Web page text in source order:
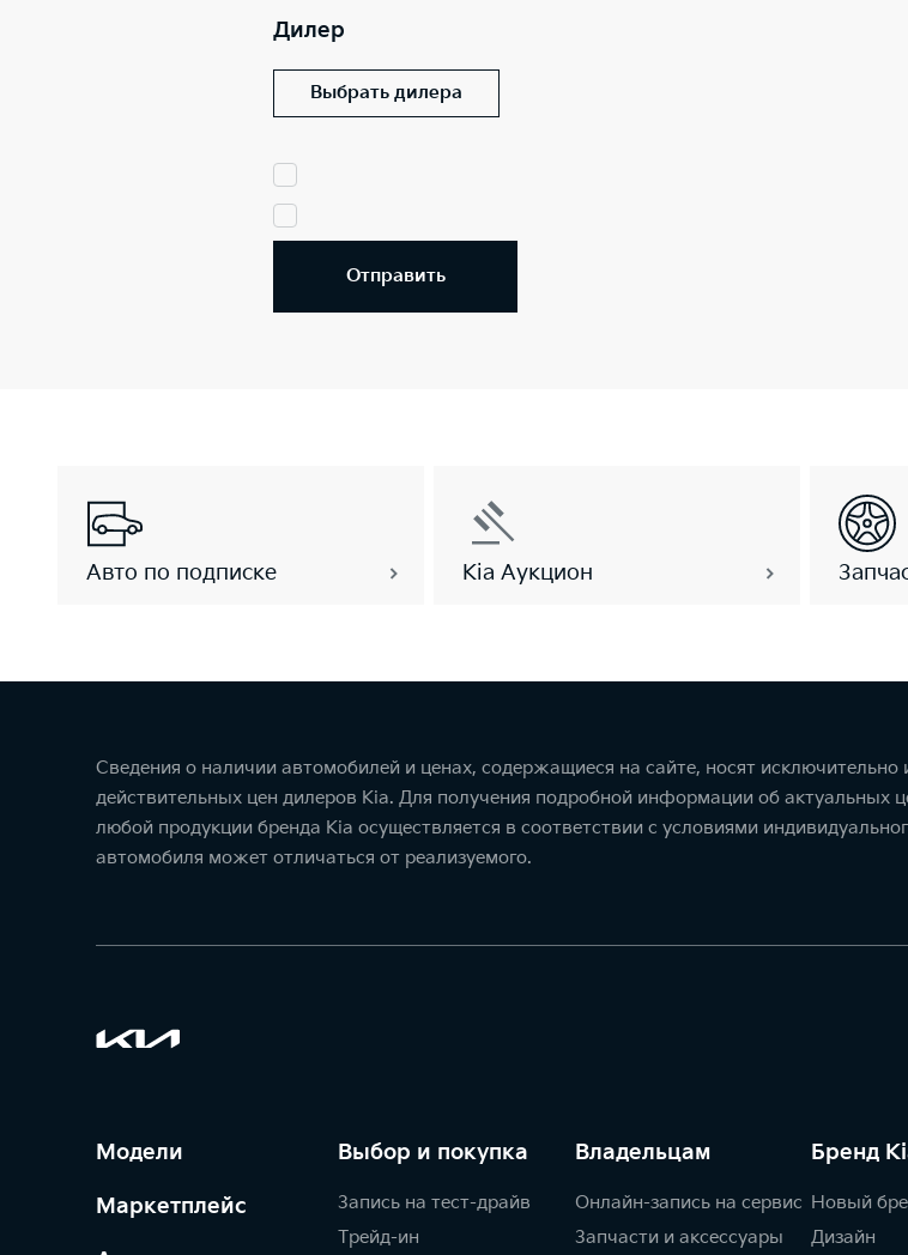
Дилер
Выбрать дилера
Отправить
Авто по подписке Kia Аукцион
Сведения о наличии автомобилей и ценах, содержащиеся на сайте, носят
действительных цен дилеров Kia. Для получения подробной информации об актуальных
любой продукции бренда Kia осуществляется в соответствии с условиями
автомобиля может отличаться от реализуемого.
Модели
Маркетплейс
Выбор и покупка
Запись на тест-драйв
Трейд-ин
Владельцам
Онлайн-запись на сервис
Запчасти и аксессуары
Бренд
Новый
Дизайн